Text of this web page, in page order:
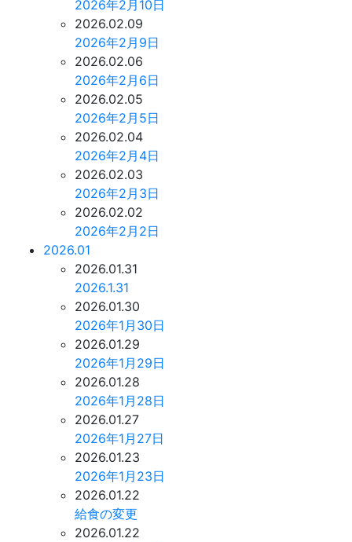
2026年2月10日
2026.02.09
2026年2月9日
2026.02.06
2026年2月6日
2026.02.05
2026年2月5日
2026.02.04
2026年2月4日
2026.02.03
2026年2月3日
2026.02.02
2026年2月2日
2026.01
2026.01.31
2026.1.31
2026.01.30
2026年1月30日
2026.01.29
2026年1月29日
2026.01.28
2026年1月28日
2026.01.27
2026年1月27日
2026.01.23
2026年1月23日
2026.01.22
給食の変更
2026.01.22